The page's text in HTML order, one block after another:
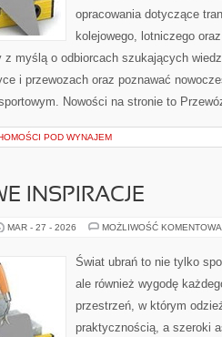
opracowania dotyczące
kolejowego, lotniczego
z myślą o odbiorcach szukających
i przewozach oraz poznawać
Nowości na stronie to
POD WYNAJEM
INSPIRACJE
MAR - 27 - 2026 MOŻLIWOŚĆ
Świat ubrań to nie tylko
ale również wygodę
przestrzeń, w którym
praktycznością, a szeroki